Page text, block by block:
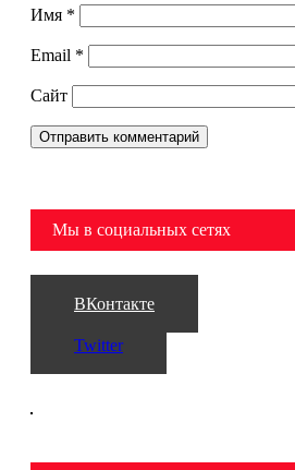
Имя *
Email *
Сайт
Мы в социальных сетях
ВКонтакте
Twitter